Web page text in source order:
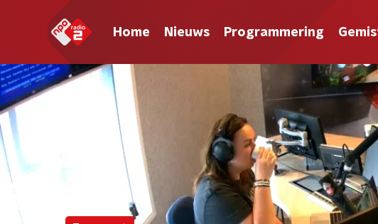
Home Nieuws Programmering